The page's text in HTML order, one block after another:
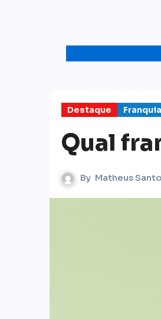
Destaque
Qual
By Matheus